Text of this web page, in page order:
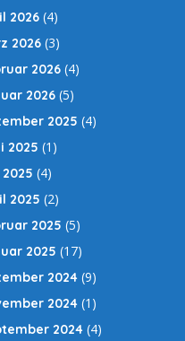
2026 (4)
2026 (3)
2026 (4)
2026 (5)
2025 (4)
2025 (1)
2025 (4)
2025 (2)
2025 (5)
2025 (17)
2024 (9)
2024 (1)
2024 (4)